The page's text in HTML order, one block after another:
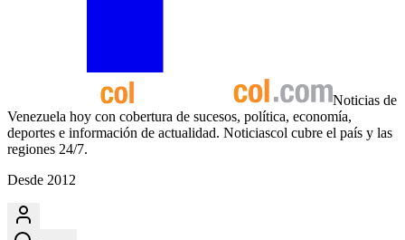
Noticias de
Venezuela hoy con cobertura de sucesos, política, economía,
deportes e información de actualidad. Noticiascol cubre el país y las
regiones 24/7.
Desde 2012